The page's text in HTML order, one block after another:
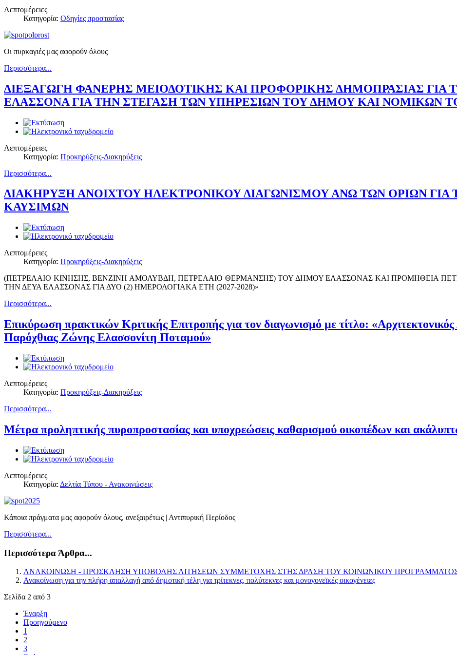
Λεπτομέρειες
Κατηγορία: Οδηγίες προστασίας
Οι πυρκαγιές μας αφορούν όλους
Περισσότερα...
ΔΙΕΞΑΓΩΓΗ ΦΑΝΕΡΗΣ ΜΕΙΟΔΟΤΙΚΗΣ ΚΑΙ ΠΡΟΦΟΡΙΚΗΣ ΔΗΜΟΠΡΑΣΙΑΣ
ΕΛΑΣΣΟΝΑ ΓΙΑ ΤΗΝ ΣΤΕΓΑΣΗ ΤΩΝ ΥΠΗΡΕΣΙΩΝ ΤΟΥ ΔΗΜΟΥ ΚΑΙ ΝΟΜΙΚΩΝ
Λεπτομέρειες
Κατηγορία: Προκηρύξεις-Διακηρύξεις
Περισσότερα...
ΔΙΑΚΗΡΥΞΗ ΑΝΟΙΧΤΟΥ ΗΛΕΚΤΡΟΝΙΚΟΥ ΔΙΑΓΩΝΙΣΜΟΥ ΑΝΩ ΤΩΝ ΟΡΙΩΝ
ΚΑΥΣΙΜΩΝ
Λεπτομέρειες
Κατηγορία: Προκηρύξεις-Διακηρύξεις
(ΠΕΤΡΕΛΑΙΟ ΚΙΝΗΣΗΣ, ΒΕΝΖΙΝΗ ΑΜΟΛΥΒΔΗ, ΠΕΤΡΕΛΑΙΟ ΘΕΡΜΑΝΣΗΣ) ΤΟΥ ΔΗΜΟΥ ΕΛΑΣΣΟΝΑΣ ΚΑΙ ΠΡΟΜΗΘΕΙΑ
ΤΗΝ ΔΕΥΑ ΕΛΑΣΣΟΝΑΣ ΓΙΑ ΔΥΟ (2) ΗΜΕΡΟΛΟΓΙΑΚΑ ΕΤΗ (2027-2028)»
Περισσότερα...
Επικύρωση πρακτικών Κριτικής Επιτροπής για τον διαγωνισμό με τίτλο:
Παρόχθιας Ζώνης Ελασσονίτη Ποταμού»
Λεπτομέρειες
Κατηγορία: Προκηρύξεις-Διακηρύξεις
Περισσότερα...
Μέτρα προληπτικής πυροπροστασίας και υποχρεώσεις καθαρισμού οικοπέδων και
Λεπτομέρειες
Κατηγορία: Δελτία Τύπου - Ανακοινώσεις
Κάποια πράγματα μας αφορούν όλους, ανεξαιρέτως | Αντιπυρική Περίοδος
Περισσότερα...
Περισσότερα Άρθρα...
ΑΝΑΚΟΙΝΩΣΗ - ΠΡΟΣΚΛΗΣΗ ΥΠΟΒΟΛΗΣ ΑΙΤΗΣΕΩΝ ΣΥΜΜΕΤΟΧΗΣ ΣΤΗΣ ΔΡΑΣΗ ΤΟΥ ΚΟΙΝΩΝΙΚΟΥ
Ανακοίνωση για την πλήρη απαλλαγή από δημοτική τέλη για τρίτεκνες, πολύτεκνες και μονογονεϊκές οικογένειες
Σελίδα 2 από 3
Έναρξη
Προηγούμενο
1
2
3